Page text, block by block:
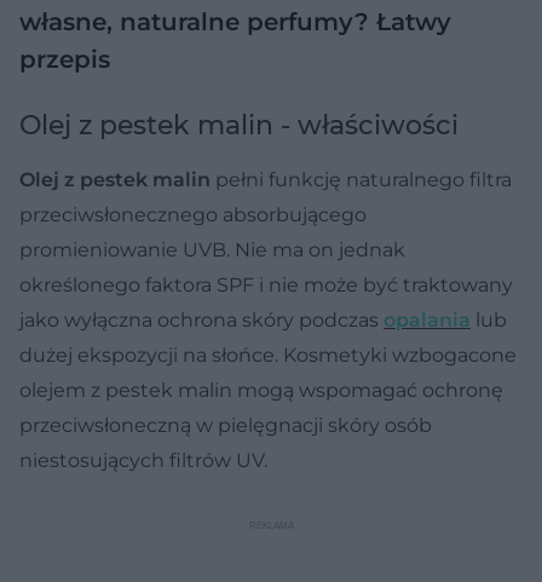
własne, naturalne perfumy? Łatwy
przepis
Olej z pestek malin - właściwości
Olej z pestek malin pełni funkcję naturalnego filtra
przeciwsłonecznego absorbującego
promieniowanie UVB. Nie ma on jednak
określonego faktora SPF i nie może być traktowany
jako wyłączna ochrona skóry podczas opalania lub
dużej ekspozycji na słońce. Kosmetyki wzbogacone
olejem z pestek malin mogą wspomagać ochronę
przeciwsłoneczną w pielęgnacji skóry osób
niestosujących filtrów UV.